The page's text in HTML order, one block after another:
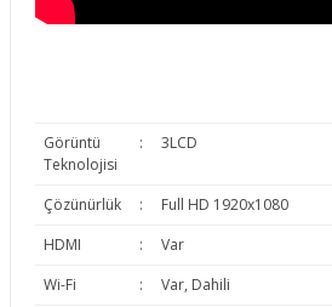
Görüntü
Teknolojisi
: 3LCD
Çözünürlük :
Full HD 1920x1080
HDMI
:
Var
Wi-Fi
:
Var, Dahili